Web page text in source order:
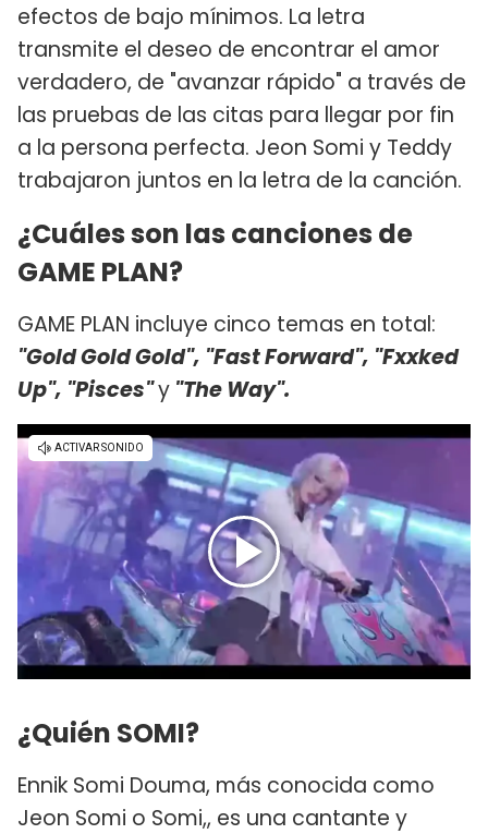
efectos de bajo mínimos. La letra
transmite el deseo de encontrar el amor
verdadero, de "avanzar rápido" a través de
las pruebas de las citas para llegar por fin
a la persona perfecta. Jeon Somi y Teddy
trabajaron juntos en la letra de la canción.
¿Cuáles son las canciones de
GAME PLAN?
GAME PLAN incluye cinco temas en total:
"Gold Gold Gold", "Fast Forward", "Fxxked
Up", "Pisces"y "The Way".
¿Quién SOMI?
Ennik Somi Douma, más conocida como
Jeon Somi o Somi,, es una cantante y